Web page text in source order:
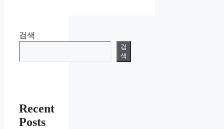
검색
검
색
Recent
Posts